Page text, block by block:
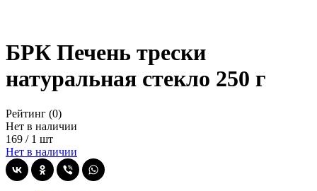
БРК Печень трески
натуральная стекло 250 г
Рейтинг (0)
Нет в наличии
169 / 1 шт
Нет в наличии